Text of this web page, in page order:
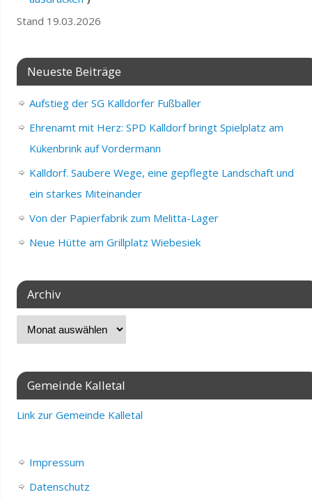
Stand 19.03.2026
Neueste Beiträge
Aufstieg der SG Kalldorfer Fußballer
Ehrenamt mit Herz: SPD Kalldorf bringt Spielplatz am
Kükenbrink auf Vordermann
Kalldorf. Saubere Wege, eine gepflegte Landschaft und
ein starkes Miteinander
Von der Papierfabrik zum Melitta-Lager
Neue Hütte am Grillplatz Wiebesiek
Archiv
Gemeinde Kalletal
Link zur Gemeinde Kalletal
Impressum
Datenschutz